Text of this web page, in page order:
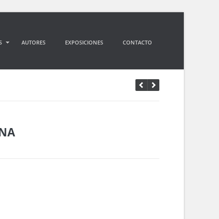
AUTORES EXPOSICIONES CONTACTO